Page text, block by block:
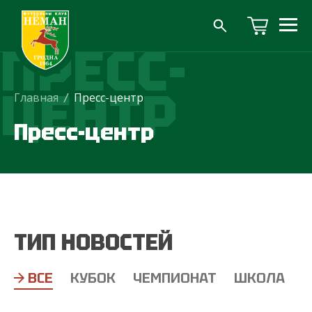
ПРЕСС-
ЦЕНТР
Главная / Пресс-центр
Пресс-центр
ТИП НОВОСТЕЙ
ВСЕ КУБОК ЧЕМПИОНАТ ШКОЛА